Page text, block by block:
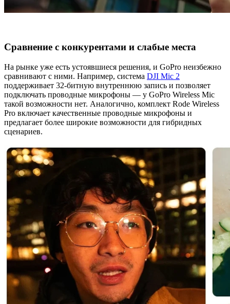
Сравнение с конкурентами и слабые места
На рынке уже есть устоявшиеся решения, и GoPro неизбежно
сравнивают с ними. Например, система DJI Mic 2
поддерживает 32‑битную внутреннюю запись и позволяет
подключать проводные микрофоны — у GoPro Wireless Mic
такой возможности нет. Аналогично, комплект Rode Wireless
Pro включает качественные проводные микрофоны и
предлагает более широкие возможности для гибридных
сценариев.